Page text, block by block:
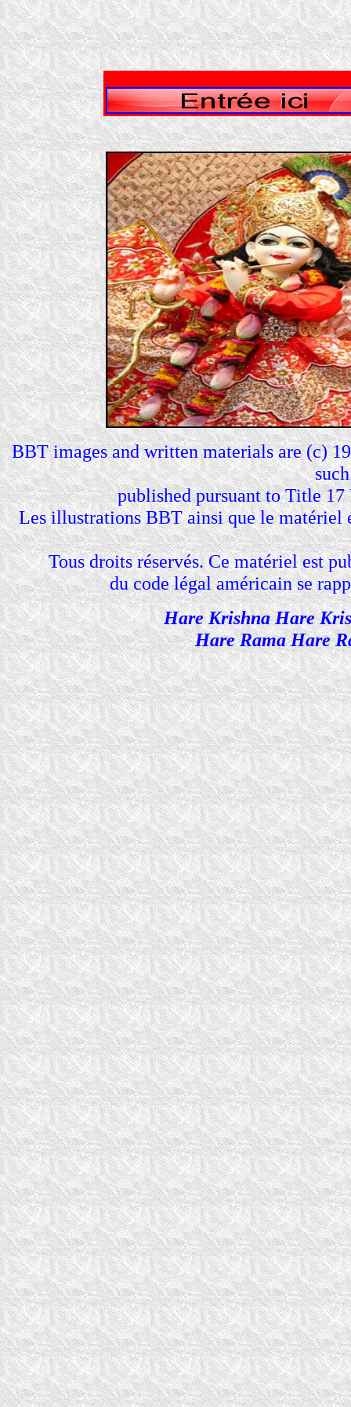
BBT images and written materials are (c)
published pursuant to Title
Les illustrations BBT ainsi que le
Tous droits réservés. Ce matériel est
du code légal américain se
Hare Krishna Hare
Hare Rama Hare